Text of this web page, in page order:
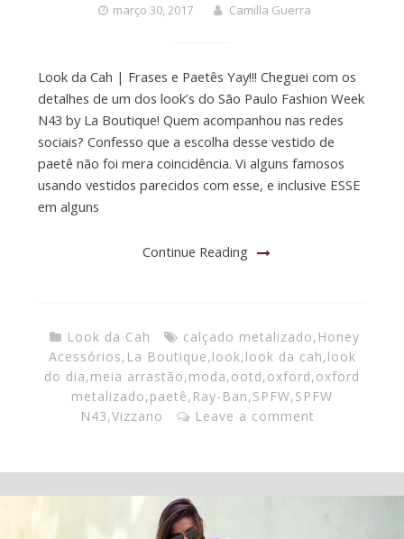
março 30, 2017 Camilla Guerra
Look da Cah | Frases e Paetês Yay!!! Cheguei com os
detalhes de um dos look’s do São Paulo Fashion Week
N43 by La Boutique! Quem acompanhou nas redes
sociais? Confesso que a escolha desse vestido de
paetê não foi mera coincidência. Vi alguns famosos
usando vestidos parecidos com esse, e inclusive ESSE
em alguns
Continue Reading
Look da Cah calçado metalizado, Honey
Acessórios, La Boutique,look,look da cah,look
do dia,meia arrastão,moda,ootd,oxford,oxford
metalizado,paetê, Ray-Ban,SPFW,SPFW
N43,Vizzano Leave a comment